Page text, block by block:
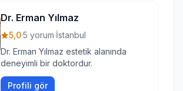
Dr. Erman Yılmaz
5,0·5 yorum·İstanbul
Dr. Erman Yılmaz estetik alanında
deneyimli bir doktordur.
Profili gör